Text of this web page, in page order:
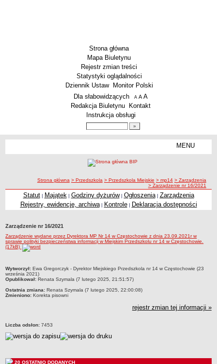
Strona główna
Mapa Biuletynu
Rejestr zmian treści
Statystyki oglądalności
Dziennik Ustaw
Monitor Polski
Menu dodatkowe
Dla słabowidzących A pomniejsz czcionkę
A standardowy rozmiar czcionki
A
Redakcja Biuletynu
Kontakt
Instrukcja obsługi
MENU
Zespoły Szkół
Techniczne Zakłady Naukowe
Przedszkola Miejskie
ARCHIWUM SZKÓŁ I PLACÓWEK
Zlikwidowane gimnazja
Wielofunkcyjna Placówka
Specjalny Ośrodek nr 1
ścieżka nawigacji
Strona główna > Przedszkola > Przedszkola Miejskie > mp14 > Zarządzenia
> Zarządzenie nr 16/2021
Statut| Majątek | Godziny dyżurów| Ogłoszenia| Zarządzenia
Rejestry, ewidencje, archiwa| Kontrole| Deklaracja dostępności
Zarządzenie nr 16/2021
Zarządzenie wydane przez Dyrektora MP Nr 14 w Częstochowie z dnia 23.09.2021r w
sprawie polityki bezpieczeństwa informacji w Miejskim Przedszkolu nr 14 w Częstochowie.
(17kB)
metryczka
Wytworzył: Ewa Gregorczyk - Dyrektor Miejskiego Przedszkola nr 14 w Częstochowie (23
września 2021)
Opublikował: Renata Szymala (7 lutego 2025, 21:51:57)
Ostatnia zmiana: Renata Szymala (7 lutego 2025, 22:00:08)
Zmieniono: Korekta pisowni
rejestr zmian tej informacji »
Liczba odsłon: 7453
20 OSTATNIO DODANYCH